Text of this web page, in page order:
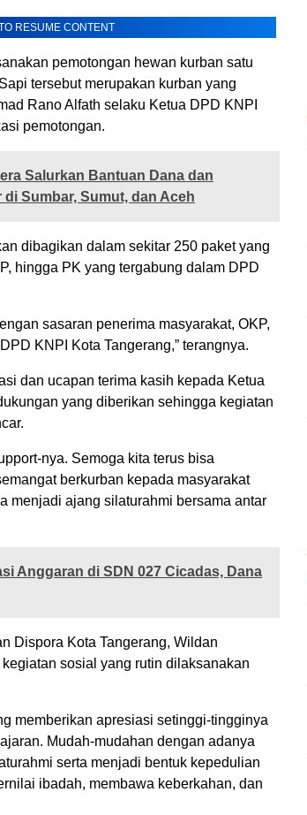
RESUME CONTENT
pemotongan hewan kurban satu
tersebut merupakan kurban yang
Rano Alfath selaku Ketua DPD KNPI
pemotongan.
Salurkan Bantuan Dana dan
Sumbar, Sumut, dan Aceh
dibagikan dalam sekitar 250 paket yang
hingga PK yang tergabung dalam DPD
sasaran penerima masyarakat, OKP,
KNPI Kota Tangerang,” terangnya.
dan ucapan terima kasih kepada Ketua
yang diberikan sehingga kegiatan
nya. Semoga kita terus bisa
berkurban kepada masyarakat
menjadi ajang silaturahmi bersama antar
Anggaran di SDN 027 Cicadas, Dana
Dispora Kota Tangerang, Wildan
sosial yang rutin dilaksanakan
memberikan apresiasi setinggi-tingginya
Mudah-mudahan dengan adanya
serta menjadi bentuk kepedulian
ibadah, membawa keberkahan, dan